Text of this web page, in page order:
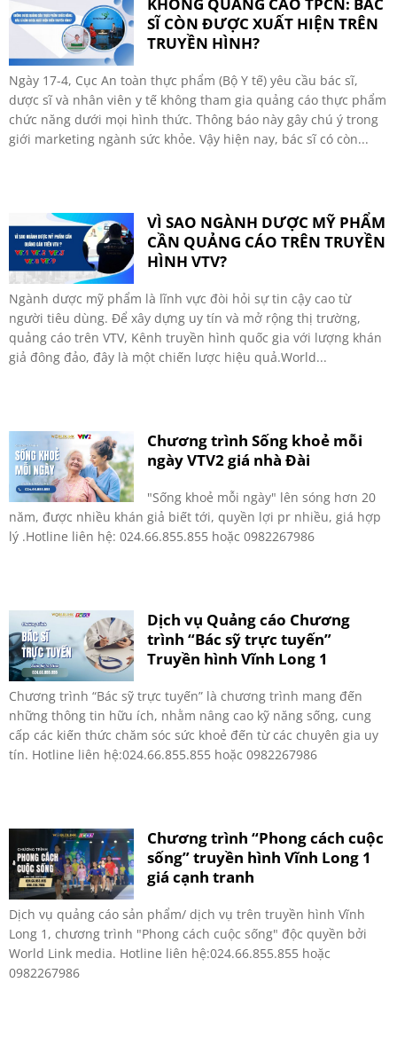
SĨ CÒN ĐƯỢC XUẤT HIỆN TRÊN
TRUYỀN HÌNH?
Ngày 17-4, Cục An toàn thực phẩm (Bộ Y tế) yêu cầu bác sĩ,
dược sĩ và nhân viên y tế không tham gia quảng cáo thực phẩm
chức năng dưới mọi hình thức. Thông báo này gây chú ý trong
giới marketing ngành sức khỏe. Vậy hiện nay, bác sĩ có còn...
VÌ SAO NGÀNH DƯỢC MỸ PHẨM
CẦN QUẢNG CÁO TRÊN TRUYỀN
HÌNH VTV?
Ngành dược mỹ phẩm là lĩnh vực đòi hỏi sự tin cậy cao từ
người tiêu dùng. Để xây dựng uy tín và mở rộng thị trường,
quảng cáo trên VTV, Kênh truyền hình quốc gia với lượng khán
giả đông đảo, đây là một chiến lược hiệu quả.World...
Chương trình Sống khoẻ mỗi
ngày VTV2 giá nhà Đài
"Sống khoẻ mỗi ngày" lên sóng hơn 20
năm, được nhiều khán giả biết tới, quyền lợi pr nhiều, giá hợp
lý .Hotline liên hệ: 024.66.855.855 hoặc 0982267986
Dịch vụ Quảng cáo Chương
trình “Bác sỹ trực tuyến”
Truyền hình Vĩnh Long 1
Chương trình “Bác sỹ trực tuyến” là chương trình mang đến
những thông tin hữu ích, nhằm nâng cao kỹ năng sống, cung
cấp các kiến thức chăm sóc sức khoẻ đến từ các chuyên gia uy
tín. Hotline liên hệ:024.66.855.855 hoặc 0982267986
Chương trình “Phong cách cuộc
sống” truyền hình Vĩnh Long 1
giá cạnh tranh
Dịch vụ quảng cáo sản phẩm/ dịch vụ trên truyền hình Vĩnh
Long 1, chương trình "Phong cách cuộc sống" độc quyền bởi
World Link media. Hotline liên hệ:024.66.855.855 hoặc
0982267986